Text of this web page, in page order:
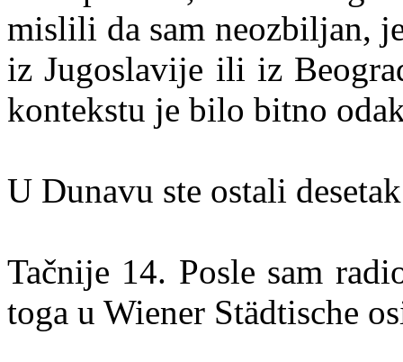
mislili da sam neozbiljan,
iz Jugoslavije ili iz
kontekstu je bilo bitno
U Dunavu ste ostali
Tačnije 14. Posle sam
toga u Wiener Städtische